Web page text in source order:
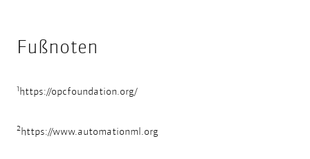
Fußnoten
1https://opcfoundation.org/
2https://www.automationml.org